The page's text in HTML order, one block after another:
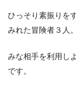
ひっそり素振りを
みれた冒険者３人。
みな相手を利用し
です。